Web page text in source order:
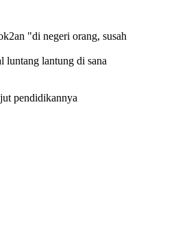
"di negeri orang, susah
luntang lantung di sana
pendidikannya